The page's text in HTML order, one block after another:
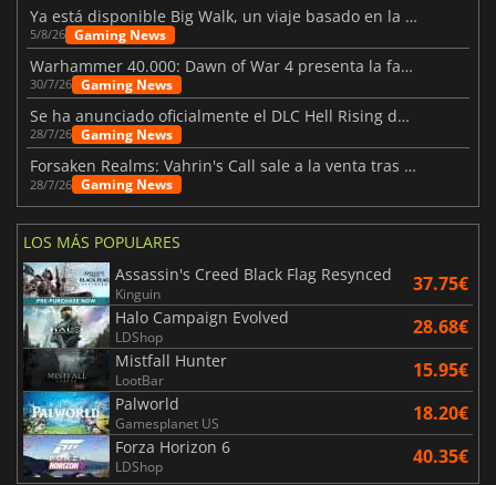
Ya está disponible Big Walk, un viaje basado en la amistad
5/8/26 Gaming News
Warhammer 40.000: Dawn of War 4 presenta la facción de los Necrones
30/7/26 Gaming News
Se ha anunciado oficialmente el DLC Hell Rising de Nioh 3
28/7/26 Gaming News
Forsaken Realms: Vahrin's Call sale a la venta tras una década
28/7/26 Gaming News
LOS MÁS POPULARES
Assassin's Creed Black Flag Resynced
Kinguin 37.75€
Halo Campaign Evolved
LDShop 28.68€
Mistfall Hunter
LootBar 15.95€
Palworld
Gamesplanet US 18.20€
Forza Horizon 6
LDShop 40.35€